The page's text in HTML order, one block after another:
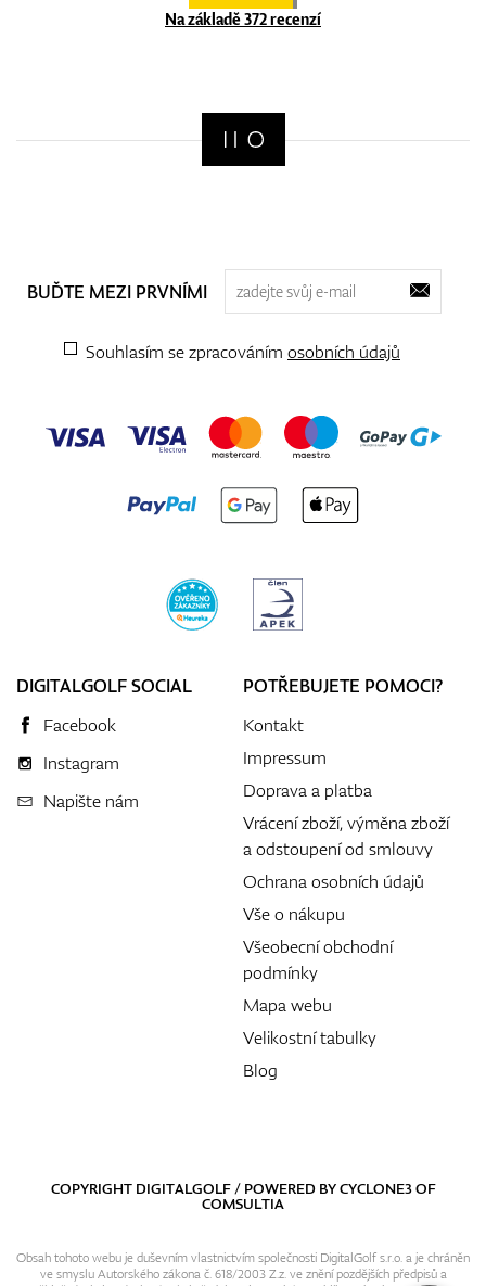
Na základě 372 recenzí
BUĎTE MEZI PRVNÍMI
Souhlasím se zpracováním osobních údajů
DIGITALGOLF SOCIAL
Facebook
Instagram
Napište nám
POTŘEBUJETE POMOCI?
Kontakt
Impressum
Doprava a platba
Vrácení zboží, výměna zboží
a odstoupení od smlouvy
Ochrana osobních údajů
Vše o nákupu
Všeobecní obchodní
podmínky
Mapa webu
Velikostní tabulky
Blog
COPYRIGHT DIGITALGOLF / POWERED BYCYCLONE3OF
COMSULTIA
Obsah tohoto webu je duševním vlastnictvím společnosti DigitalGolf s.r.o. a je chráněn
ve smyslu Autorského zákona č. 618/2003 Z.z. ve znění pozdějších předpisů a